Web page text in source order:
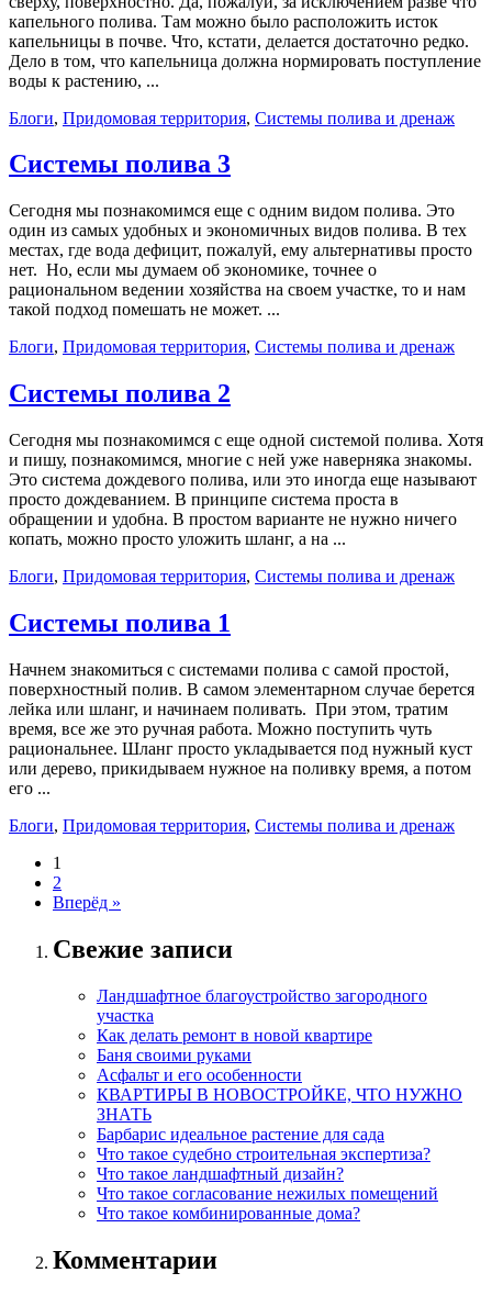
капельного полива. Там можно было расположить исток
капельницы в почве. Что, кстати, делается достаточно редко.
Дело в том, что капельница должна нормировать поступление
воды к растению, ...
Блоги, Придомовая территория, Системы полива и дренаж
Системы полива 3
Сегодня мы познакомимся еще с одним видом полива. Это
один из самых удобных и экономичных видов полива. В тех
местах, где вода дефицит, пожалуй, ему альтернативы просто
нет. Но, если мы думаем об экономике, точнее о
рациональном ведении хозяйства на своем участке, то и нам
такой подход помешать не может. ...
Блоги, Придомовая территория, Системы полива и дренаж
Системы полива 2
Сегодня мы познакомимся с еще одной системой полива. Хотя
и пишу, познакомимся, многие с ней уже наверняка знакомы.
Это система дождевого полива, или это иногда еще называют
просто дождеванием. В принципе система проста в
обращении и удобна. В простом варианте не нужно ничего
копать, можно просто уложить шланг, а на ...
Блоги, Придомовая территория, Системы полива и дренаж
Системы полива 1
Начнем знакомиться с системами полива с самой простой,
поверхностный полив. В самом элементарном случае берется
лейка или шланг, и начинаем поливать. При этом, тратим
время, все же это ручная работа. Можно поступить чуть
рациональнее. Шланг просто укладывается под нужный куст
или дерево, прикидываем нужное на поливку время, а потом
его ...
Блоги, Придомовая территория, Системы полива и дренаж
1
2
Вперёд »
Свежие записи
Ландшафтное благоустройство загородного
участка
Как делать ремонт в новой квартире
Баня своими руками
Асфальт и его особенности
КВАРТИРЫ В НОВОСТРОЙКЕ, ЧТО НУЖНО
ЗНАТЬ
Барбарис идеальное растение для сада
Что такое судебно строительная экспертиза?
Что такое ландшафтный дизайн?
Что такое согласование нежилых помещений
Что такое комбинированные дома?
Комментарии